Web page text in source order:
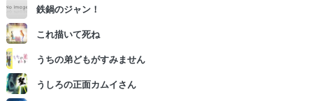
鉄鍋のジャン！
これ描いて死ね
うちの弟どもがすみません
うしろの正面カムイさん